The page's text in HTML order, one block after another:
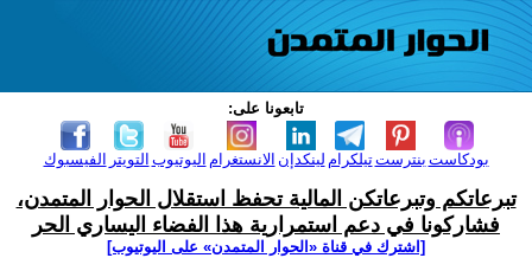
تابعونا على:
الفيسبوك التويتر اليوتيوب الانستغرام لينكدإن تيلكرامبنترست بودكاست
تبرعاتكم وتبرعاتكن المالية تحفظ استقلال الحوار المتمدن،
فشاركونا في دعم استمرارية هذا الفضاء اليساري الحر
[اشترك في قناة ‫«الحوار المتمدن» على اليوتيوب]